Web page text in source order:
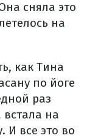
сняла это
на
как Тина
по йоге
раз
встала на
И все это во